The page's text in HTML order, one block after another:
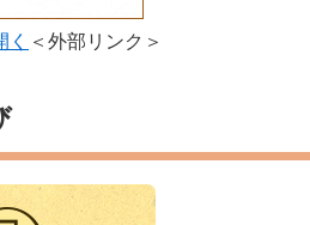
く ＜外部リンク＞